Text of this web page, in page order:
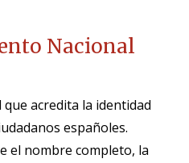
Nacional
acredita la identidad
españoles.
el nombre completo, la